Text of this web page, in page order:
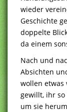
wieder
Geschichte
doppelte
da einem
Nach und
Absichten
wollen etwas
gewillt, ihr so
um sie